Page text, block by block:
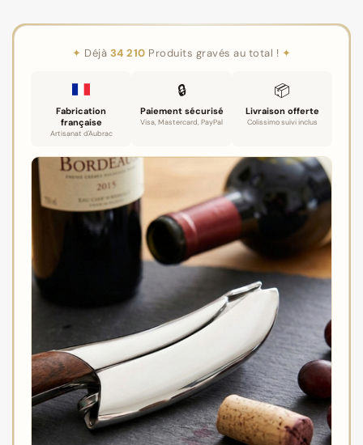
✦ Déjà 34 210 Produits gravés au total ! ✦
Fabrication
française
Artisanat d'Aubrac
🔒
Paiement sécurisé
Visa, Mastercard, PayPal
📦
Livraison offerte
Colissimo suivi inclus